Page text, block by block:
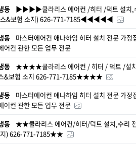
동
▶▶▶▶쿨라리스 에어컨 /히터 /덕트 설치,
스&보험 소지) 626-771-7185◀◀◀◀◀
동
마스터에어컨 애나하임 히터 설치 전문 가
어컨 관한 모든 업무 전문
동 ★★★★쿨라리스 에어컨 / 히터 / 덕트 /설
스&보험 소지 626-771-7185★★★★
동
마스터에어컨 애나하임 히터 설치 전문 가
어컨 관한 모든 업무 전문
동 ★★쿨라리스 에어컨/히터/덕트 설치,수리
지) 626-771-7185★★